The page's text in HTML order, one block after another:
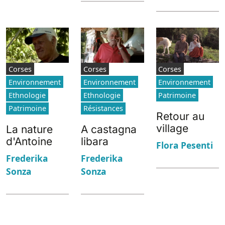
Corses
Environnement
Ethnologie
Patrimoine
La nature
d'Antoine
Frederika
Sonza
Corses
Environnement
Ethnologie
Résistances
A castagna
libara
Frederika
Sonza
Corses
Environnement
Patrimoine
Retour au
village
Flora Pesenti